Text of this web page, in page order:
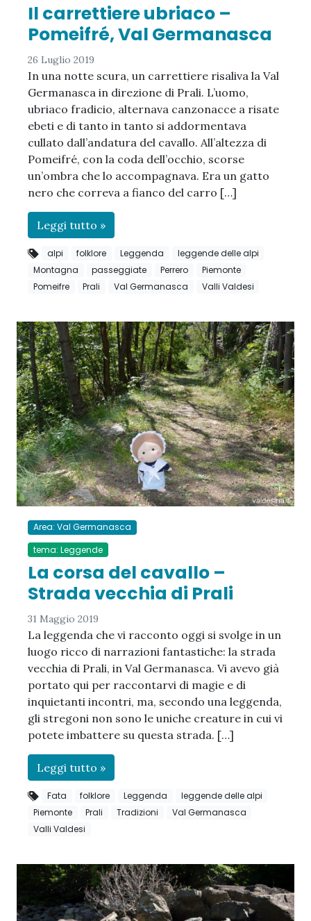
Il carrettiere ubriaco –
Pomeifré, Val Germanasca
26 Luglio 2019
In una notte scura, un carrettiere risaliva la Val
Germanasca in direzione di Prali. L’uomo,
ubriaco fradicio, alternava canzonacce a risate
ebeti e di tanto in tanto si addormentava
cullato dall’andatura del cavallo. All’altezza di
Pomeifré, con la coda dell’occhio, scorse
un’ombra che lo accompagnava. Era un gatto
nero che correva a fianco del carro […]
Leggi tutto »
alpi folklore Leggenda
leggende delle alpi
Montagna
passeggiate Perrero
Piemonte
Pomeifre
Prali Val Germanasca Valli Valdesi
Area: Val Germanasca
tema: Leggende
La corsa del cavallo –
Strada vecchia di Prali
31 Maggio 2019
La leggenda che vi racconto oggi si svolge in un
luogo ricco di narrazioni fantastiche: la strada
vecchia di Prali, in Val Germanasca. Vi avevo già
portato qui per raccontarvi di magie e di
inquietanti incontri, ma, secondo una leggenda,
gli stregoni non sono le uniche creature in cui vi
potete imbattere su questa strada. […]
Leggi tutto »
Fata folklore Leggenda
leggende delle alpi
Piemonte
Prali Tradizioni
Val Germanasca
Valli Valdesi